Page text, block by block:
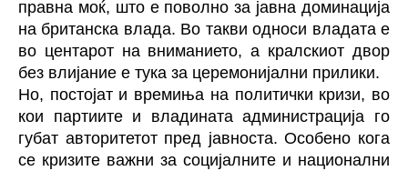
правна моќ, што е поволно за јавна доминација
на британска влада. Во такви односи владата е
во центарот на вниманието, а кралскиот двор
без влијание е тука за церемонијални прилики.
Но, постојат и времиња на политички кризи, во
кои партиите и владината администрација го
губат авторитетот пред јавноста. Особено кога
се кризите важни за социјалните и национални